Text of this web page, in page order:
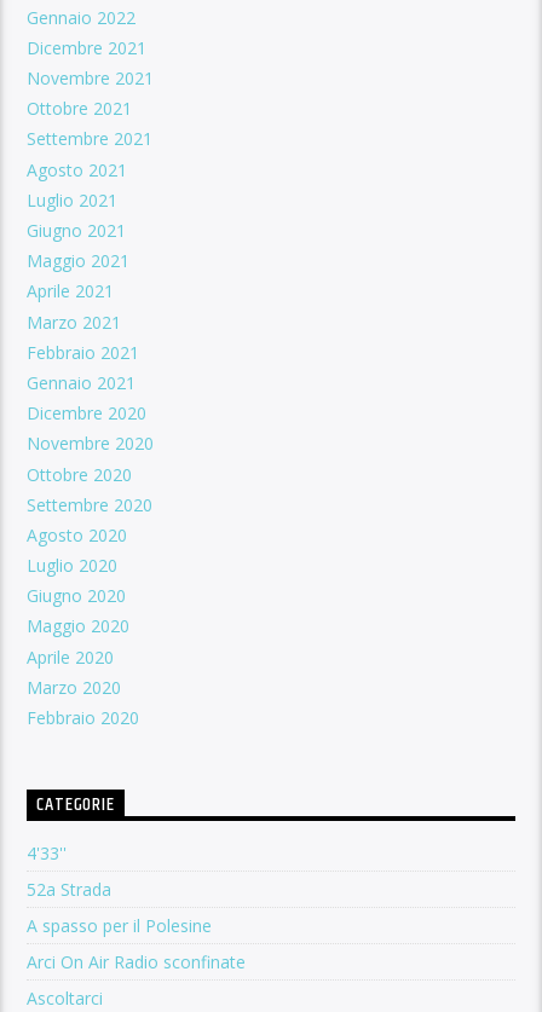
Gennaio 2022
Dicembre 2021
Novembre 2021
Ottobre 2021
Settembre 2021
Agosto 2021
Luglio 2021
Giugno 2021
Maggio 2021
Aprile 2021
Marzo 2021
Febbraio 2021
Gennaio 2021
Dicembre 2020
Novembre 2020
Ottobre 2020
Settembre 2020
Agosto 2020
Luglio 2020
Giugno 2020
Maggio 2020
Aprile 2020
Marzo 2020
Febbraio 2020
CATEGORIE
4'33''
52a Strada
A spasso per il Polesine
Arci On Air Radio sconfinate
Ascoltarci